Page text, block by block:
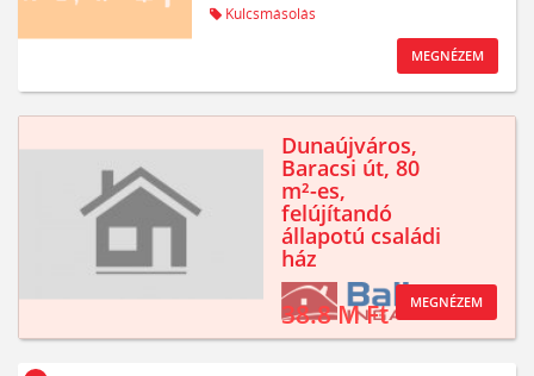
Kulcsmásolás
MEGNÉZEM
Dunaújváros,
Baracsi út, 80
m²-es,
felújítandó
állapotú családi
ház
38.8 M Ft MEGNÉZEM